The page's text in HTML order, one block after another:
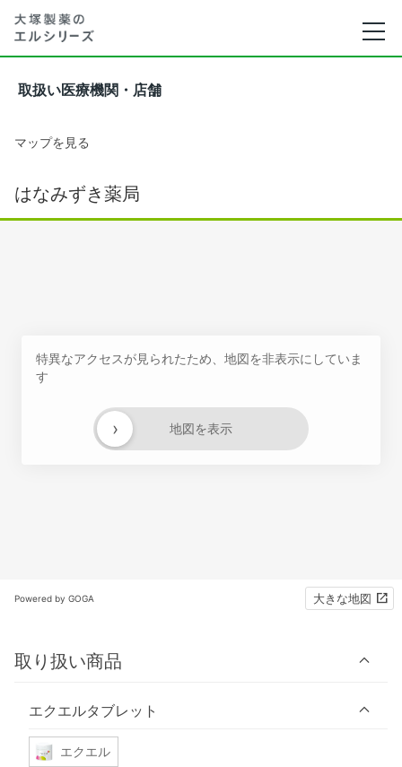
取扱い医療機関・店舗
マップを見る
はなみずき薬局
特異なアクセスが見られたため、地図を非表示にしていま
す
地図を表示
›
Powered by GOGA 大きな地図
取り扱い商品
エクエルタブレット
エクエル